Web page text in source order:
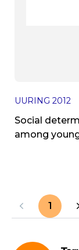
UURING 2012
Social
among
1